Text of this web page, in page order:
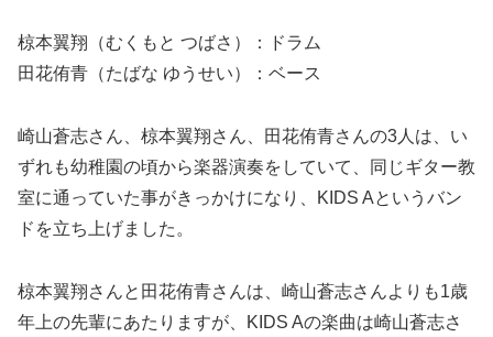
椋本翼翔（むくもと つばさ）：ドラム
田花侑青（たばな ゆうせい）：ベース
崎山蒼志さん、椋本翼翔さん、田花侑青さんの3人は、い
ずれも幼稚園の頃から楽器演奏をしていて、同じギター教
室に通っていた事がきっかけになり、KIDS Aというバン
ドを立ち上げました。
椋本翼翔さんと田花侑青さんは、崎山蒼志さんよりも1歳
年上の先輩にあたりますが、KIDS Aの楽曲は崎山蒼志さ